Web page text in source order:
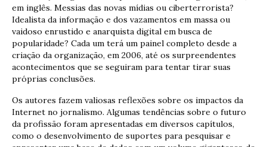
em inglês. Messias das novas mídias ou ciberterrorista?
Idealista da informação e dos vazamentos em massa ou
vaidoso enrustido e anarquista digital em busca de
popularidade? Cada um terá um painel completo desde a
criação da organização, em 2006, até os surpreendentes
acontecimentos que se seguiram para tentar tirar suas
próprias conclusões.
Os autores fazem valiosas reflexões sobre os impactos da
Internet no jornalismo. Algumas tendências sobre o futuro
da profissão foram apresentadas em diversos capítulos,
como o desenvolvimento de suportes para pesquisar e